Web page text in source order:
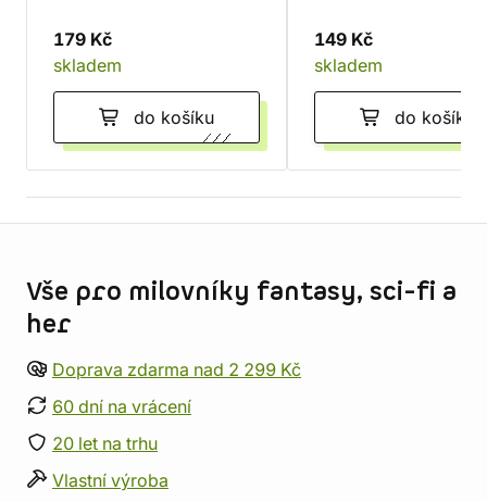
179 Kč
skladem
do košíku
149 Kč
skladem
do košíku
Vše pro milovníky fantasy, sci-fi a
her
Doprava zdarma nad 2 299 Kč
60 dní na vrácení
20 let na trhu
Vlastní výroba